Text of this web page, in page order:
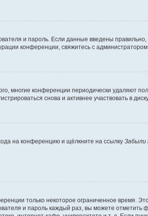
и пароль. Если данные введены
конференции, свяжитесь с администратором
многие конференции периодически удаляют
снова и активнее участвовать в
на конференцию и щёлкните на ссылку Забыли
только некоторое ограниченное время.
и пароль каждый раз, вы можете отметить